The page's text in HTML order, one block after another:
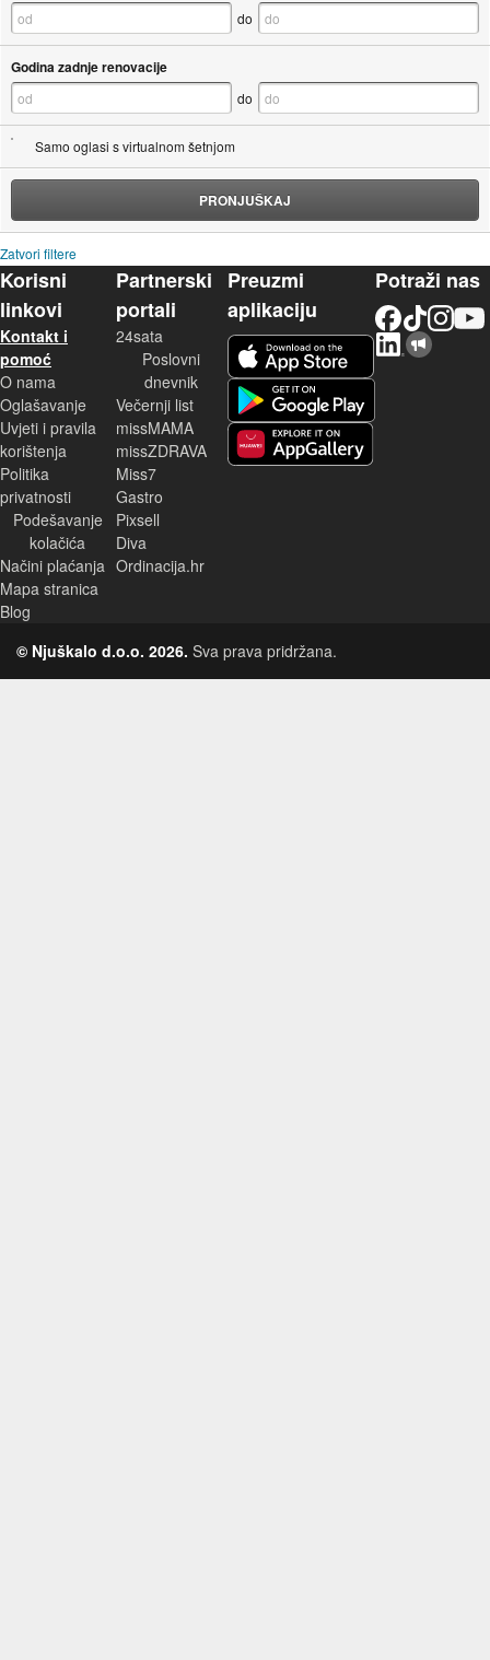
do
Godina zadnje renovacije
do
Samo oglasi s virtualnom šetnjom
PRONJUŠKAJ
Zatvori filtere
Korisni
linkovi
Kontakt i
pomoć
O nama
Oglašavanje
Uvjeti i pravila
korištenja
Politika
privatnosti
Podešavanje
kolačića
Načini plaćanja
Mapa stranica
Blog
Partnerski
portali
24sata
Poslovni
dnevnik
Večernji list
missMAMA
missZDRAVA
Miss7
Gastro
Pixsell
Diva
Ordinacija.hr
Preuzmi
aplikaciju
Potraži nas
© Njuškalo d.o.o. 2026. Sva prava pridržana.